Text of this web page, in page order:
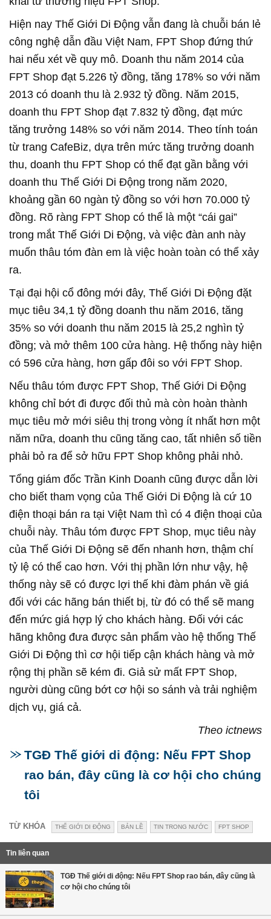
Hiện nay Thế Giới Di Động vẫn đang là chuỗi bán lẻ
công nghệ dẫn đầu Việt Nam, FPT Shop đứng thứ
hai nếu xét về quy mô. Doanh thu năm 2014 của
FPT Shop đạt 5.226 tỷ đồng, tăng 178% so với năm
2013 có doanh thu là 2.932 tỷ đồng. Năm 2015,
doanh thu FPT Shop đạt 7.832 tỷ đồng, đạt mức
tăng trưởng 148% so với năm 2014. Theo tính toán
từ trang CafeBiz, dựa trên mức tăng trưởng doanh
thu, doanh thu FPT Shop có thể đạt gần bằng với
doanh thu Thế Giới Di Động trong năm 2020,
khoảng gần 60 ngàn tỷ đồng so với hơn 70.000 tỷ
đồng. Rõ ràng FPT Shop có thể là một “cái gai”
trong mắt Thế Giới Di Động, và việc đàn anh này
muốn thâu tóm đàn em là việc hoàn toàn có thể xảy
ra.
Tại đại hội cổ đông mới đây, Thế Giới Di Động đặt
mục tiêu 34,1 tỷ đồng doanh thu năm 2016, tăng
35% so với doanh thu năm 2015 là 25,2 nghìn tỷ
đồng; và mở thêm 100 cửa hàng. Hệ thống này hiện
có 596 cửa hàng, hơn gấp đôi so với FPT Shop.
Nếu thâu tóm được FPT Shop, Thế Giới Di Động
không chỉ bớt đi được đối thủ mà còn hoàn thành
mục tiêu mở mới siêu thị trong vòng ít nhất hơn một
năm nữa, doanh thu cũng tăng cao, tất nhiên số tiền
phải bỏ ra để sở hữu FPT Shop không phải nhỏ.
Tổng giám đốc Trần Kinh Doanh cũng được dẫn lời
cho biết tham vọng của Thế Giới Di Động là cứ 10
điện thoại bán ra tại Việt Nam thì có 4 điện thoại của
chuỗi này. Thâu tóm được FPT Shop, mục tiêu này
của Thế Giới Di Động sẽ đến nhanh hơn, thậm chí
tỷ lệ có thể cao hơn. Với thị phần lớn như vậy, hệ
thống này sẽ có được lợi thế khi đàm phán về giá
đối với các hãng bán thiết bị, từ đó có thể sẽ mang
đến mức giá hợp lý cho khách hàng. Đối với các
hãng không đưa được sản phẩm vào hệ thống Thế
Giới Di Động thì cơ hội tiếp cận khách hàng và mở
rộng thị phần sẽ kém đi. Giả sử mất FPT Shop,
người dùng cũng bớt cơ hội so sánh và trải nghiệm
dịch vụ, giá cả.
Theo ictnews
TGĐ Thế giới di động: Nếu FPT Shop
rao bán, đây cũng là cơ hội cho chúng
tôi
TỪ KHÓA THẾ GIỚI DI ĐỘNG BẢN LỀ TIN TRONG NƯỚC FPT SHOP
Tin liên quan
TGĐ Thế giới di động: Nếu FPT Shop rao bán, đây cũng là
cơ hội cho chúng tôi